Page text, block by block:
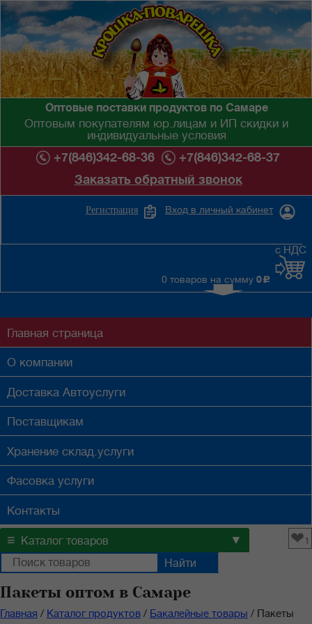
Оптовые поставки продуктов по Самаре
Оптовым покупателям юр.лицам и ИП скидки и
индивидуальные условия
+7(846)342-68-36
+7(846)342-68-37
Заказать обратный звонок
Вход в личный кабинет
Регистрация
0 товаров на сумму 0 c
с НДС
Главная страница
О компании
Доставка Автоуслуги
Поставщикам
Хранение склад.услуги
Фасовка услуги
Контакты
≡ Каталог товаров ▼ ❤1
Пакеты оптом в Самаре
Главная / Каталог продуктов / Бакалейные товары / Пакеты